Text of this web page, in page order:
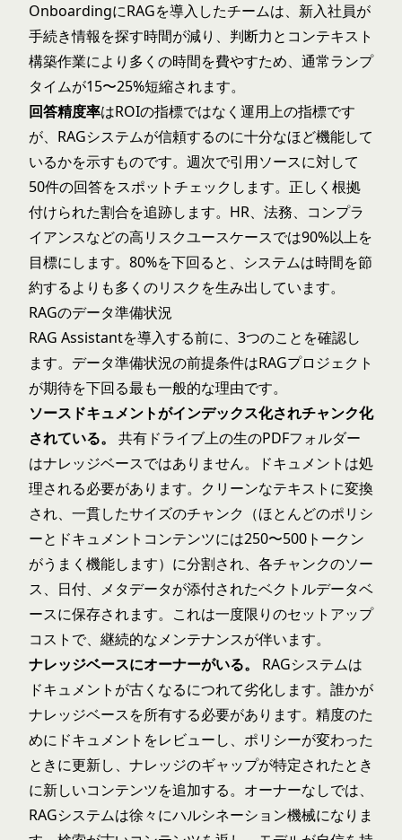
OnboardingにRAGを導入したチームは、新入社員が
手続き情報を探す時間が減り、判断力とコンテキスト
構築作業により多くの時間を費やすため、通常ランプ
タイムが15〜25%短縮されます。
回答精度率はROIの指標ではなく運用上の指標です
が、RAGシステムが信頼するのに十分なほど機能して
いるかを示すものです。週次で引用ソースに対して
50件の回答をスポットチェックします。正しく根拠
付けられた割合を追跡します。HR、法務、コンプラ
イアンスなどの高リスクユースケースでは90%以上を
目標にします。80%を下回ると、システムは時間を節
約するよりも多くのリスクを生み出しています。
RAGのデータ準備状況
RAG Assistantを導入する前に、3つのことを確認し
ます。 データ準備状況の前提条件はRAGプロジェクト
が期待を下回る最も一般的な理由です。
ソースドキュメントがインデックス化されチャンク化
されている。
共有ドライブ上の生のPDFフォルダー
はナレッジベースではありません。ドキュメントは処
理される必要があります。クリーンなテキストに変換
され、一貫したサイズのチャンク（ほとんどのポリシ
ーとドキュメントコンテンツには250〜500トークン
がうまく機能します）に分割され、各チャンクのソー
ス、日付、メタデータが添付されたベクトルデータベ
ースに保存されます。これは一度限りのセットアップ
コストで、継続的なメンテナンスが伴います。
ナレッジベースにオーナーがいる。
RAGシステムは
ドキュメントが古くなるにつれて劣化します。誰かが
ナレッジベースを所有する必要があります。精度のた
めにドキュメントをレビューし、ポリシーが変わった
ときに更新し、ナレッジのギャップが特定されたとき
に新しいコンテンツを追加する。オーナーなしでは、
RAGシステムは徐々にハルシネーション機械になりま